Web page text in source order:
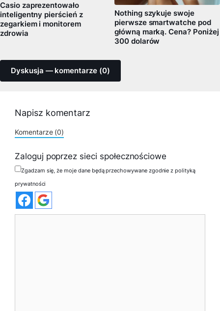
Casio zaprezentowało
inteligentny pierścień z
zegarkiem i monitorem
zdrowia
Nothing szykuje swoje
pierwsze smartwatche pod
główną marką. Cena? Poniżej
300 dolarów
Dyskusja — komentarze (0)
Napisz komentarz
Komentarze (0)
Zaloguj poprzez sieci społecznościowe
Zgadzam się, że moje dane będą przechowywane zgodnie z polityką
prywatności